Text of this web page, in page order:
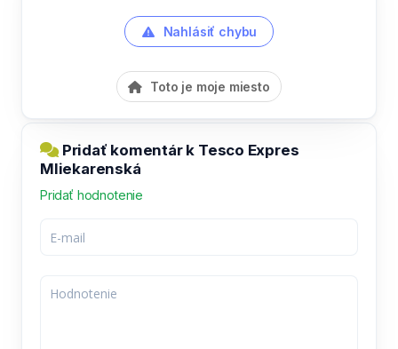
Nahlásiť chybu
Toto je moje miesto
Pridať komentár k Tesco Expres
Mliekarenská
Pridať hodnotenie